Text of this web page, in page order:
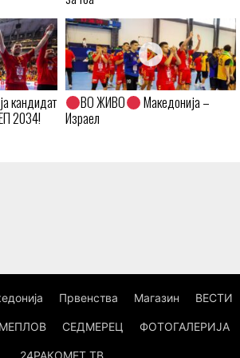
кандидат
2034!
ВО ЖИВО
Македонија –
Израел
Првенства Магазин ВЕСТИ
СЕДМЕРЕЦ ФОТОГАЛЕРИЈА